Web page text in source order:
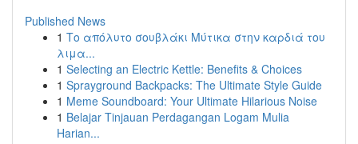
Published News
1 Το απόλυτο σουβλάκι Μύτικα στην καρδιά του
λιμα...
1 Selecting an Electric Kettle: Benefits & Choices
1 Sprayground Backpacks: The Ultimate Style Guide
1 Meme Soundboard: Your Ultimate Hilarious Noise
1 Belajar Tinjauan Perdagangan Logam Mulia
Harian...